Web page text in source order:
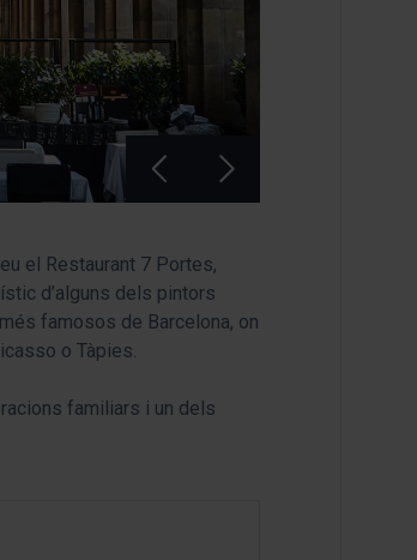
el Restaurant 7 Portes,
d’alguns dels pintors
famosos de Barcelona, on
o Tàpies.
familiars i un dels